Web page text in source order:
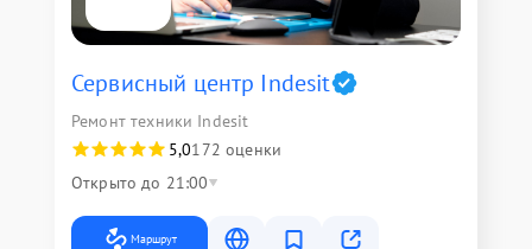
Сервисный центр Indesit
Ремонт техники Indesit
5,0172 оценки
Открыто до 21:00
Маршрут